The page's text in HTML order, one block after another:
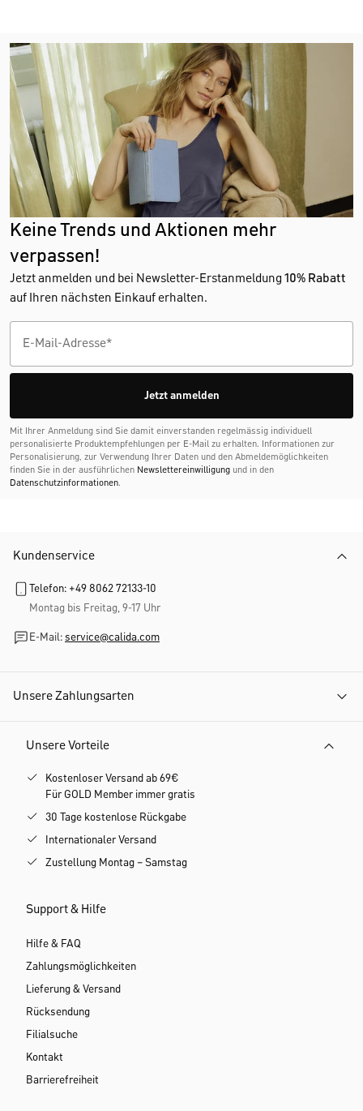
Keine Trends und Aktionen mehr
verpassen!
Jetzt anmelden und bei Newsletter-Erstanmeldung 10% Rabatt
auf Ihren nächsten Einkauf erhalten.
Jetzt anmelden
Mit Ihrer Anmeldung sind Sie damit einverstanden regelmässig individuell
personalisierte Produktempfehlungen per E-Mail zu erhalten. Informationen zur
Personalisierung, zur Verwendung Ihrer Daten und den Abmelde­möglichkeiten
finden Sie in der ausführlichen Newslettereinwilligung und in den
Datenschutzinformationen.
Kundenservice
Telefon: +49 8062 72133-10
Montag bis Freitag, 9-17 Uhr
E-Mail: service@calida.com
Unsere Zahlungsarten
Unsere Vorteile
Kostenloser Versand ab 69€
Für GOLD Member immer gratis
30 Tage kostenlose Rückgabe
Internationaler Versand
Zustellung Montag – Samstag
Support & Hilfe
Hilfe & FAQ
Zahlungsmöglichkeiten
Lieferung & Versand
Rücksendung
Filialsuche
Kontakt
Barrierefreiheit